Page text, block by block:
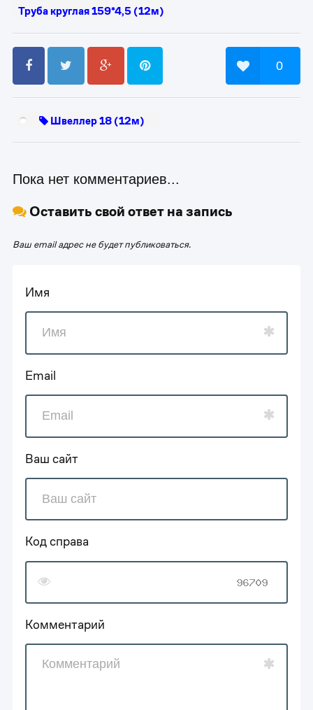
Труба круглая 159*4,5 (12м)
0
Швеллер 18 (12м)
Пока нет комментариев...
Оставить свой ответ на запись
Ваш email адрес не будет публиковаться.
Имя
Email
Ваш сайт
Код справа
Комментарий